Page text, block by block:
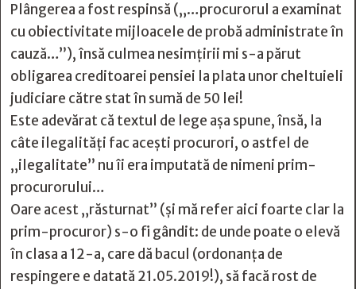
Plângerea a fost respinsă („…procurorul a examinat
cu obiectivitate mijloacele de probă administrate în
cauză…”), însă culmea nesimţirii mi s-a părut
obligarea creditoarei pensiei la plata unor cheltuieli
judiciare către stat în sumă de 50 lei!
Este adevărat că textul de lege aşa spune, însă, la
câte ilegalităţi fac aceşti procurori, o astfel de
„ilegalitate” nu îi era imputată de nimeni prim-
procurorului…
Oare acest „răsturnat” (şi mă refer aici foarte clar la
prim-procuror) s-o fi gândit: de unde poate o elevă
în clasa a 12-a, care dă bacul (ordonanța de
respingere e datată 21.05.2019!), să facă rost de